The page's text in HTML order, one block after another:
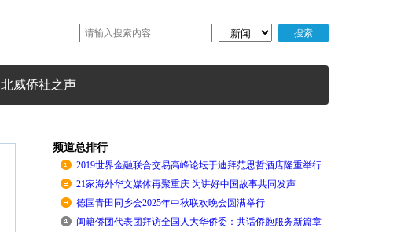
北威侨社之声
频道总排行
2019世界金融联合交易高峰论坛于迪拜范思哲酒店隆重举行
21家海外华文媒体再聚重庆 为讲好中国故事共同发声
德国青田同乡会2025年中秋联欢晚会圆满举行
闽籍侨团代表团拜访全国人大华侨委：共话侨胞服务新篇章